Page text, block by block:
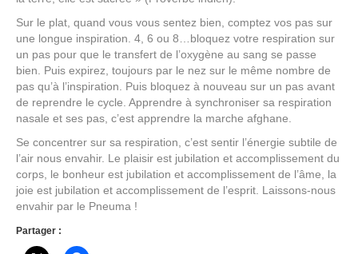
Sur le plat, quand vous vous sentez bien, comptez vos pas sur
une longue inspiration. 4, 6 ou 8…bloquez votre respiration sur
un pas pour que le transfert de l’oxygène au sang se passe
bien. Puis expirez, toujours par le nez sur le même nombre de
pas qu’à l’inspiration. Puis bloquez à nouveau sur un pas avant
de reprendre le cycle. Apprendre à synchroniser sa respiration
nasale et ses pas, c’est apprendre la marche afghane.
Se concentrer sur sa respiration, c’est sentir l’énergie subtile de
l’air nous envahir. Le plaisir est jubilation et accomplissement du
corps, le bonheur est jubilation et accomplissement de l’âme, la
joie est jubilation et accomplissement de l’esprit. Laissons-nous
envahir par le Pneuma !
Partager :